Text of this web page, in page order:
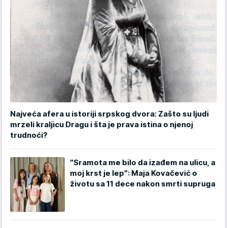
Najveća afera u istoriji srpskog dvora: Zašto su ljudi
mrzeli kraljicu Dragu i šta je prava istina o njenoj
trudnoći?
"Sramota me bilo da izađem na ulicu, a
moj krst je lep": Maja Kovačević o
životu sa 11 dece nakon smrti supruga